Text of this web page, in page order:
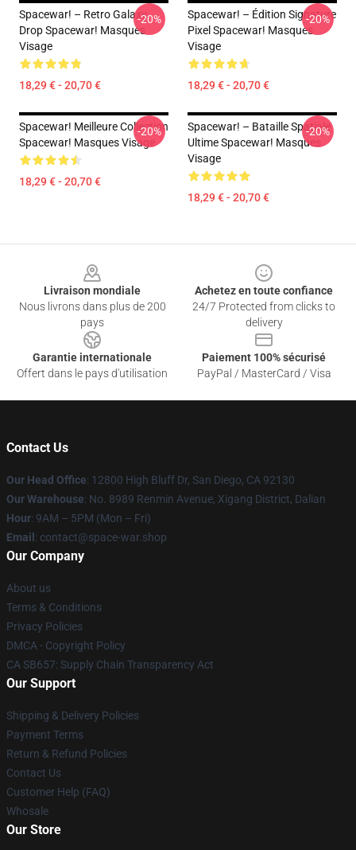
Spacewar! – Retro Galaxy
Drop Spacewar! Masques
Visage
18,29 € - 20,70 €
-20%
Spacewar! – Édition Signature
Pixel Spacewar! Masques
Visage
18,29 € - 20,70 €
-20%
Spacewar! Meilleure Collection
Spacewar! Masques Visage
18,29 € - 20,70 €
-20%
Spacewar! – Bataille Spatiale
Ultime Spacewar! Masques
Visage
18,29 € - 20,70 €
-20%
Livraison mondiale
Nous livrons dans plus de 200
pays
Achetez en toute confiance
24/7 Protected from clicks to
delivery
Garantie internationale
Offert dans le pays d'utilisation
Paiement 100% sécurisé
PayPal / MasterCard / Visa
Contact Us
Our Head Office: 12800 High Bluff Dr, San Diego, CA 92130
Our Warehouse: No. 8989 Renmin Avenue, Xigang District, Dalian
Hour: 9AM – 5PM (Mon – Fri)
Email : contact@space-war.shop
Our Company
About us
Terms & Conditions
Privacy Policies
DMCA - Copyright Policy
CA SB657: Supply Chain Transparency Act
Our Support
Shipping & Delivery Policies
Payment Terms
Return & Refund Policies
Contact Us
Customer Help (FAQ)
Whosale
Our Store